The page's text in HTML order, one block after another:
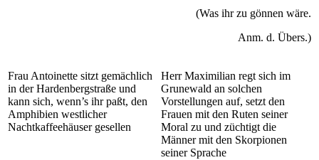
(Was ihr zu gönnen wäre.
Anm. d. Übers.)
Frau Antoinette sitzt gemächlich
in der Hardenbergstraße und
kann sich, wenn’s ihr paßt, den
Amphibien westlicher
Nachtkaffeehäuser gesellen
Herr Maximilian regt sich im
Grunewald an solchen
Vorstellungen auf, setzt den
Frauen mit den Ruten seiner
Moral zu und züchtigt die
Männer mit den Skorpionen
seiner Sprache